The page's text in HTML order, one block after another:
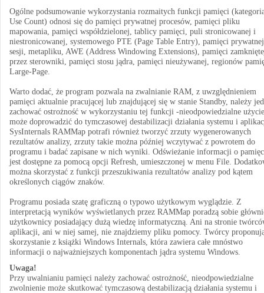
Ogólne podsumowanie wykorzystania rozmaitych funkcji pamięci
Use Count) odnosi się do pamięci prywatnej procesów, pamięci pliku
mapowania, pamięci współdzielonej, tablicy pamięci, puli stronicowanej i
niestronicowanej, systemowego PTE (Page Table Entry), pamięci prywatnej
sesji, metapliku, AWE (Address Windowing Extensions), pamięci
przez sterowniki, pamięci stosu jądra, pamięci nieużywanej, regionów
Large-Page.
Warto dodać, że program pozwala na zwalnianie RAM, z uwzględnieniem
pamięci aktualnie pracującej lub znajdującej się w stanie Standby, należy
zachować ostrożność w wykorzystaniu tej funkcji -nieodpowiedzialne użycie
może doprowadzić do tymczasowej destabilizacji działania systemu i
SysInternals RAMMap potrafi również tworzyć zrzuty wygenerowanych
rezultatów analizy, zrzuty takie można później wczytywać z powrotem do
programu i badać zapisane w nich wyniki. Odświeżanie informacji o
jest dostępne za pomocą opcji Refresh, umieszczonej w menu File.
można skorzystać z funkcji przeszukiwania rezultatów analizy pod kątem
określonych ciągów znaków.
Programu posiada szatę graficzną o typowo użytkowym wyglądzie. Z
interpretacją wyników wyświetlanych przez RAMMap poradzą sobie
użytkownicy posiadający dużą wiedzę informatyczną. Ani na stronie
aplikacji, ani w niej samej, nie znajdziemy pliku pomocy. Twórcy
skorzystanie z książki Windows Internals, która zawiera całe mnóstwo
informacji o najważniejszych komponentach jądra systemu Windows.
Uwaga!
Przy uwalnianiu pamięci należy zachować ostrożność, nieodpowiedzialne
zwolnienie może skutkować tymczasową destabilizacją działania systemu i